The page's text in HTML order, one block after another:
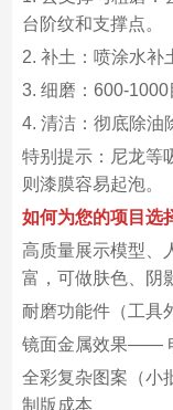
台阶纹和支撑点。
2. 补土：喷涂水补
3. 细磨：600-1000
4. 清洁：彻底除油
特别提示：尼龙等
则漆膜容易起泡。
如何为您的项目选
高质量展示模型
富，可做肤色、阴
耐磨功能件（工
镜面金属效果——
全彩复杂图案（
制版成本